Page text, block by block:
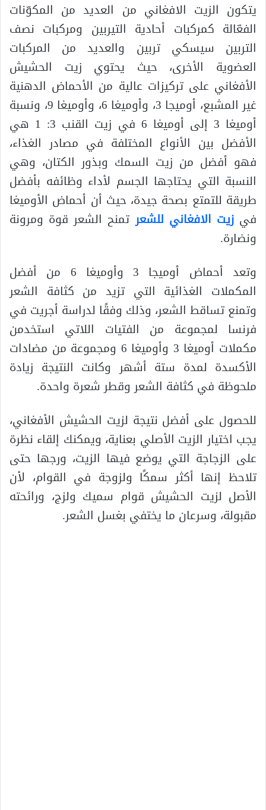
يتكون الزيت الافغاني من العديد من المكوّنات
الفعّالة كمركبات أحادية التيربين ومركبات نصف
التربين سيسكي تربين والعديد من المركبات
العضوية الأخرى، حيث يحتوي زيت الحشيش
الأفغاني على تركيزات عالية من الأحماض الدهنية
غير المشبع، أوميجا 3، وأوميغا 6، وأوميغا 9، ونسبة
أوميغا 3 إلى أوميغا 6 في زيت القنب 3: 1 هي
الأفضل بين الأنواع المختلفة في مصادر الغذاء،
فهو أفضل من زيت السمك وبذور الكتان، وهي
النسبة التي يحتاجها الجسم لأداء وظائفه بأفضل
طريقة للتمتع بصحة جيدة، حيث أن أحماض الأوميغا
في زيت الافغاني للشعر تمنح الشعر قوة ومرونة
ونضارة.
وتعد أحماض أوميجا 3 وأوميغا 6 من أفضل
المكملات الغذائية التي تزيد من كثافة الشعر
وتمنع تساقط الشعر، وذلك وفقًا لدراسة أجريت في
فرنسا لمجموعة من الفتيات اللاتي استخدمن
مكملات أوميغا 3 وأوميغا 6 ومجموعة من مضادات
الأكسدة لمدة ستة أشهر وكانت النتيجة زيادة
ملحوظة في كثافة الشعر وقطر شعرة واحدة.
للحصول على أفضل نتيجة لزيت الحشيش الأفغاني،
يجب اختيار الزيت الأصلي بعناية، ويمكنك إلقاء نظرة
على الزجاجة التي يوضع فيها الزيت، ورجها حتى
تلاحظ إنها أكثر سمكًا ولزوجة في القوام، لأن
الأصل لزيت الحشيش قوام سميك ولزج، ورائحته
مقبولة، وسرعان ما يختفي بغسل الشعر.